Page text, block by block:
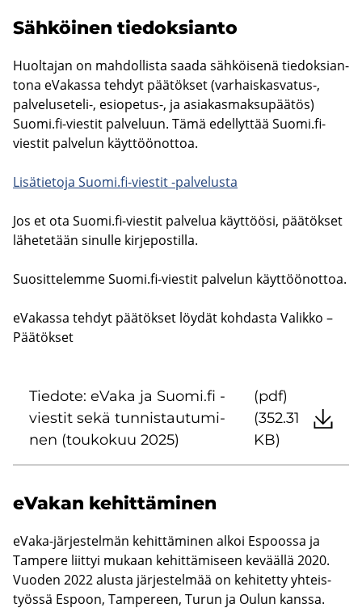
Säh­köi­nen tie­dok­sian­to
Huol­ta­jan on mah­dol­lis­ta saada säh­köi­se­nä tie­dok­sian­
to­na eVa­kas­sa teh­dyt pää­tök­set (varhaiskasvatus-​,
palveluseteli-​, esiopetus-​, ja asia­kas­mak­su­pää­tös)
Suomi.fi-​viestit pal­ve­luun. Tämä edel­lyt­tää Suomi.fi-​
viestit pal­ve­lun käyt­töön­ot­toa.
Li­sä­tie­to­ja Suomi.fi-​viestit -​palvelusta
Jos et ota Suomi.fi-​viestit pal­ve­lua käyt­töö­si, pää­tök­set
lä­he­te­tään si­nul­le kir­je­pos­til­la.
Suo­sit­te­lem­me Suomi.fi-​viestit pal­ve­lun käyt­töön­ot­toa.
eVa­kas­sa teh­dyt pää­tök­set löy­dät koh­das­ta Va­lik­ko –
Pää­tök­set
Tie­do­te: eVaka ja Suomi.fi -​
viestit sekä tun­nis­tau­tu­mi­
nen (tou­ko­kuu 2025)
(pdf)
(352.31
KB)
eVa­kan ke­hit­tä­mi­nen
eVaka-​järjestelmän ke­hit­tä­mi­nen alkoi Es­poos­sa ja
Tam­pe­re liit­tyi mu­kaan ke­hit­tä­mi­seen ke­vääl­lä 2020.
Vuo­den 2022 alus­ta jär­jes­tel­mää on ke­hi­tet­ty yh­teis­
työs­sä Es­poon, Tam­pe­reen, Turun ja Oulun kans­sa.